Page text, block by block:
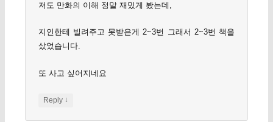
저도 만화의 이해 정말 재밌게 봤는데,
지인한테 빌려주고 못받은게 2~3번 그래서 2~3번 책을
샀었습니다.
또 사고 싶어지네요
Reply ↓